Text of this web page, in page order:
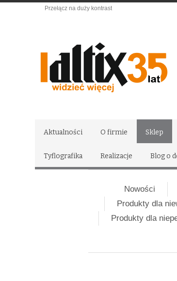
Przełącz na duży kontrast
Aktualności O firmie Sklep
Tyflografika Realizacje Blog o
Nowości
Produkty dla
Produkty dla